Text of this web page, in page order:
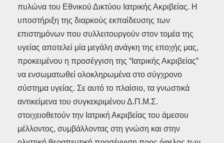
πυλώνα του Εθνικού Δικτύου Ιατρικής Ακριβείας. Η
υποστήριξη της διαρκούς εκπαίδευσης των
επιστημόνων που συλλειτουργούν στον τομέα της
υγείας αποτελεί μία μεγάλη ανάγκη της εποχής μας,
προκειμένου η προσέγγιση της “Ιατρικής Ακριβείας”
να ενσωματωθεί ολοκληρωμένα στο σύγχρονο
σύστημα υγείας. Σε αυτό το πλαίσιο, τα γνωστικά
αντικείμενα του συγκεκριμένου Δ.Π.Μ.Σ.
στοιχειοθετούν την Ιατρική Ακριβείας του άμεσου
μέλλοντος, συμβάλλοντας στη γνώση και στην